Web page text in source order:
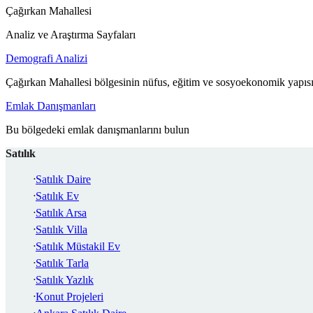
Çağırkan Mahallesi
Analiz ve Araştırma Sayfaları
Demografi Analizi
Çağırkan Mahallesi bölgesinin nüfus, eğitim ve sosyoekonomik
Emlak Danışmanları
Bu bölgedeki emlak danışmanlarını bulun
Satılık
Satılık Daire
Satılık Ev
Satılık Arsa
Satılık Villa
Satılık Müstakil Ev
Satılık Tarla
Satılık Yazlık
Konut Projeleri